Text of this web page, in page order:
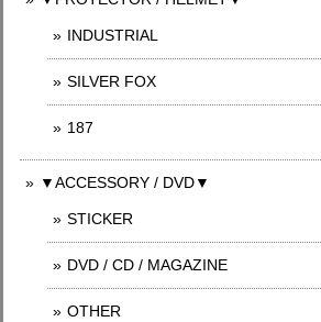
INDUSTRIAL
SILVER FOX
187
▼ACCESSORY / DVD▼
STICKER
DVD / CD / MAGAZINE
OTHER